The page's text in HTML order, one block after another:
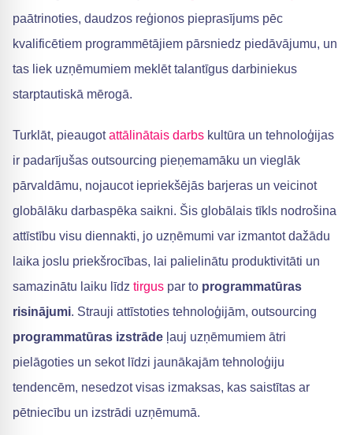
paātrinoties, daudzos reģionos pieprasījums pēc
kvalificētiem programmētājiem pārsniedz piedāvājumu, un
tas liek uzņēmumiem meklēt talantīgus darbiniekus
starptautiskā mērogā.
Turklāt, pieaugotattālinātais darbs kultūra un tehnoloģijas
ir padarījušas outsourcing pieņemamāku un vieglāk
pārvaldāmu, nojaucot iepriekšējās barjeras un veicinot
globālāku darbaspēka saikni. Šis globālais tīkls nodrošina
attīstību visu diennakti, jo uzņēmumi var izmantot dažādu
laika joslu priekšrocības, lai palielinātu produktivitāti un
samazinātu laiku līdz tirgus par to programmatūras
risinājumi. Strauji attīstoties tehnoloģijām, outsourcing
programmatūras izstrāde ļauj uzņēmumiem ātri
pielāgoties un sekot līdzi jaunākajām tehnoloģiju
tendencēm, nesedzot visas izmaksas, kas saistītas ar
pētniecību un izstrādi uzņēmumā.